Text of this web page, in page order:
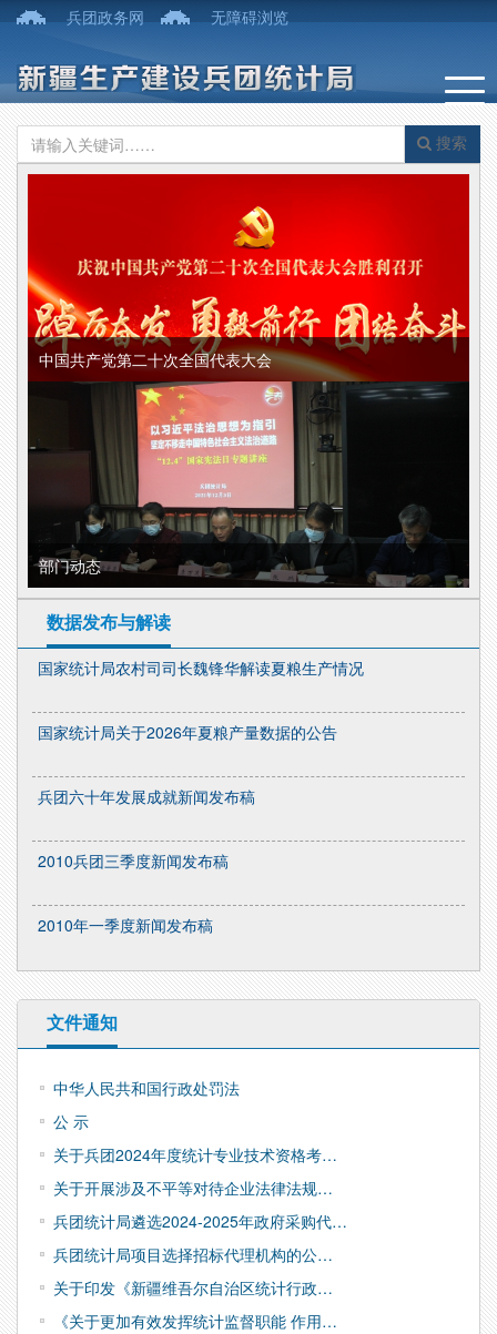
兵团政务网 无障碍浏览
搜索
中国共产党第二十次全国代表大会
部门动态
数据发布与解读
国家统计局农村司司长魏锋华解读夏粮生产情况
国家统计局关于2026年夏粮产量数据的公告
兵团六十年发展成就新闻发布稿
2010兵团三季度新闻发布稿
2010年一季度新闻发布稿
文件通知
中华人民共和国行政处罚法
公 示
关于兵团2024年度统计专业技术资格考…
关于开展涉及不平等对待企业法律法规…
兵团统计局遴选2024-2025年政府采购代…
兵团统计局项目选择招标代理机构的公…
关于印发《新疆维吾尔自治区统计行政…
《关于更加有效发挥统计监督职能 作用…